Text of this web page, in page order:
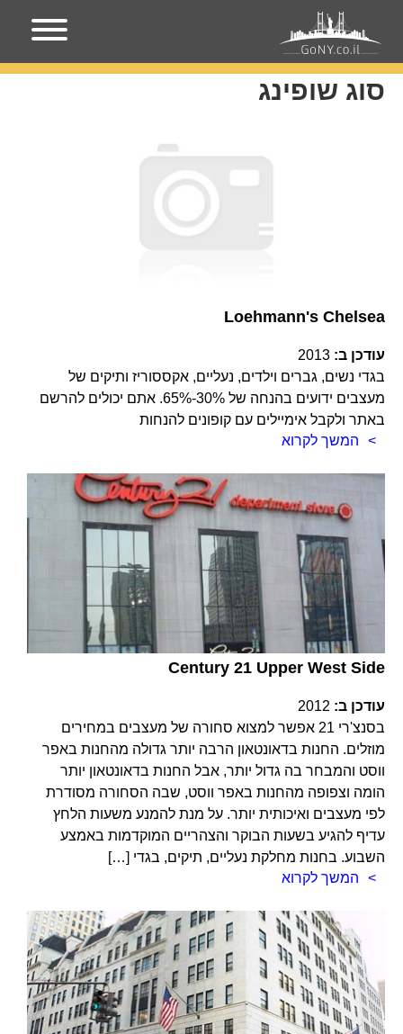
עמוד הבית סוג שופינג
סוג שופינג
Loehmann's Chelsea
עודכן ב: 2013
בגדי נשים, גברים וילדים, נעליים, אקססוריז ותיקים של
מעצבים ידועים בהנחה של 30%-65%. אתם יכולים להרשם
באתר ולקבל אימיילים עם קופונים להנחות
המשך לקרוא
Century 21 Upper West Side
עודכן ב: 2012
בסנצ'רי 21 אפשר למצוא סחורה של מעצבים במחירים
מוזלים. החנות בדאונטאון הרבה יותר גדולה מהחנות באפר
ווסט והמבחר בה גדול יותר, אבל החנות בדאונטאון יותר
הומה וצפופה מהחנות באפר ווסט, שבה הסחורה מסודרת
לפי מעצבים ואיכותית יותר. על מנת להמנע משעות הלחץ
עדיף להגיע בשעות הבוקר והצהריים המוקדמות באמצע
השבוע. בחנות מחלקת נעליים, תיקים, בגדי […]
המשך לקרוא